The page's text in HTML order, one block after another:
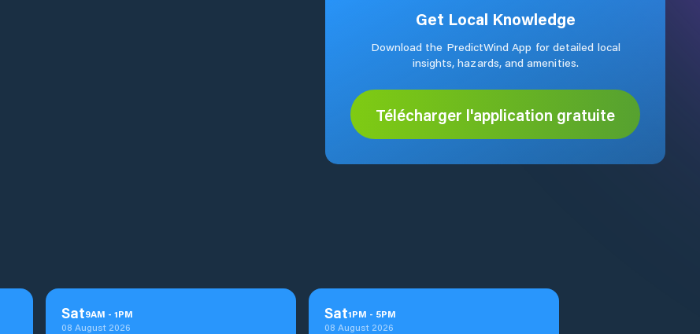
Get Local Knowledge
Download the PredictWind App for detailed local
insights, hazards, and amenities.
Télécharger l'application gratuite
Sat9AM - 1PM
08 August 2026
Sat1PM - 5PM
08 August 2026